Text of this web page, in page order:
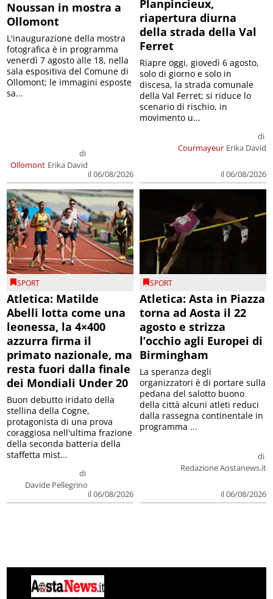
Noussan in mostra a
Ollomont
Ollomont
di
Erika David
il 06/08/2026
L'inaugurazione della mostra
fotografica è in programma
venerdì 7 agosto alle 18, nella
sala espositiva del Comune di
Ollomont; le immagini esposte
sa...
Planpincieux,
riapertura diurna
della strada della Val
Ferret
Courmayeur
di
Erika David
il 06/08/2026
Riapre oggi, giovedì 6 agosto,
solo di giorno e solo in
discesa, la strada comunale
della Val Ferret; si riduce lo
scenario di rischio, in
movimento u...
SPORT
Atletica: Matilde
Abelli lotta come una
leonessa, la 4×400
azzurra firma il
primato nazionale, ma
resta fuori dalla finale
dei Mondiali Under 20
di
Davide Pellegrino
il 06/08/2026
Buon debutto iridato della
stellina della Cogne,
protagonista di una prova
coraggiosa nell'ultima frazione
della seconda batteria della
staffetta mist...
SPORT
Atletica: Asta in Piazza
torna ad Aosta il 22
agosto e strizza
l’occhio agli Europei di
Birmingham
di
Redazione Aostanews.it
il 06/08/2026
La speranza degli
organizzatori è di portare sulla
pedana del salotto buono
della città alcuni atleti reduci
dalla rassegna continentale in
programma ...